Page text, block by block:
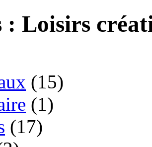
: Loisirs
(15)
(1)
(17)